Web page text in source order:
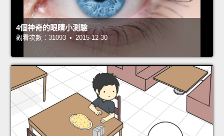
4個神奇的眼睛小測驗
觀看次數：31093 • 2015-12-30